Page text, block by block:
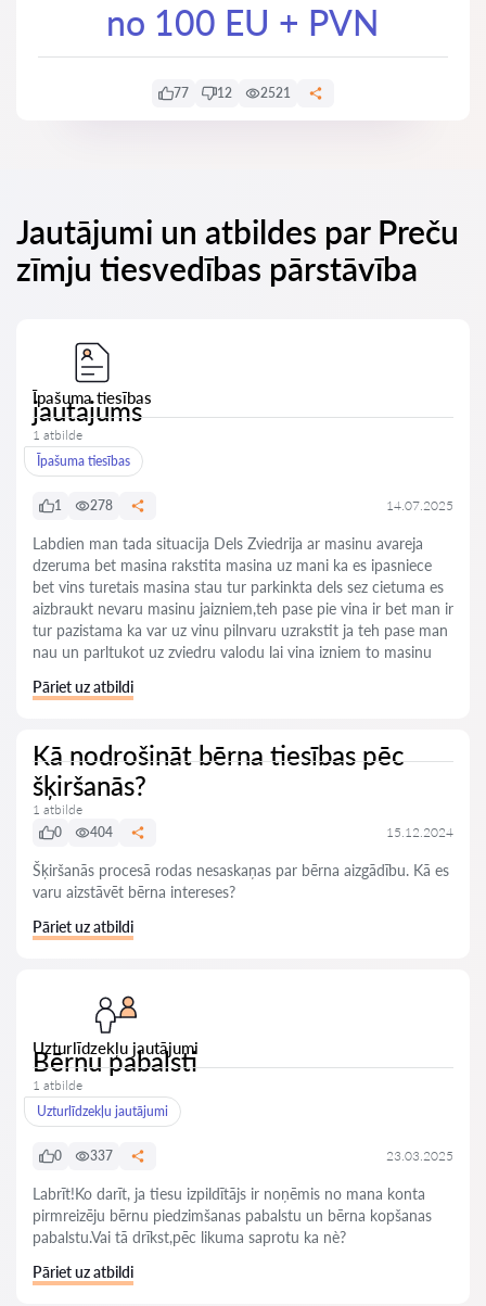
no 100 EU + PVN
77 12 2521
Jautājumi un atbildes par Preču
zīmju tiesvedības pārstāvība
Īpašuma tiesības
jautajums
1 atbilde
Īpašuma tiesības
1 278 14.07.2025
Labdien man tada situacija Dels Zviedrija ar masinu avareja
dzeruma bet masina rakstita masina uz mani ka es ipasniece
bet vins turetais masina stau tur parkinkta dels sez cietuma es
aizbraukt nevaru masinu jaizniem,teh pase pie vina ir bet man ir
tur pazistama ka var uz vinu pilnvaru uzrakstit ja teh pase man
nau un parltukot uz zviedru valodu lai vina izniem to masinu
Pāriet uz atbildi
Kā nodrošināt bērna tiesības pēc
šķiršanās?
1 atbilde
0
404 15.12.2024
Šķiršanās procesā rodas nesaskaņas par bērna aizgādību. Kā es
varu aizstāvēt bērna intereses?
Pāriet uz atbildi
Uzturlīdzekļu jautājumi
Bērnu pabalsti
1 atbilde
Uzturlīdzekļu jautājumi
0 337 23.03.2025
Labrīt!Ko darīt, ja tiesu izpildītājs ir noņēmis no mana konta
pirmreizēju bērnu piedzimšanas pabalstu un bērna kopšanas
pabalstu.Vai tā drīkst,pēc likuma saprotu ka nè?
Pāriet uz atbildi